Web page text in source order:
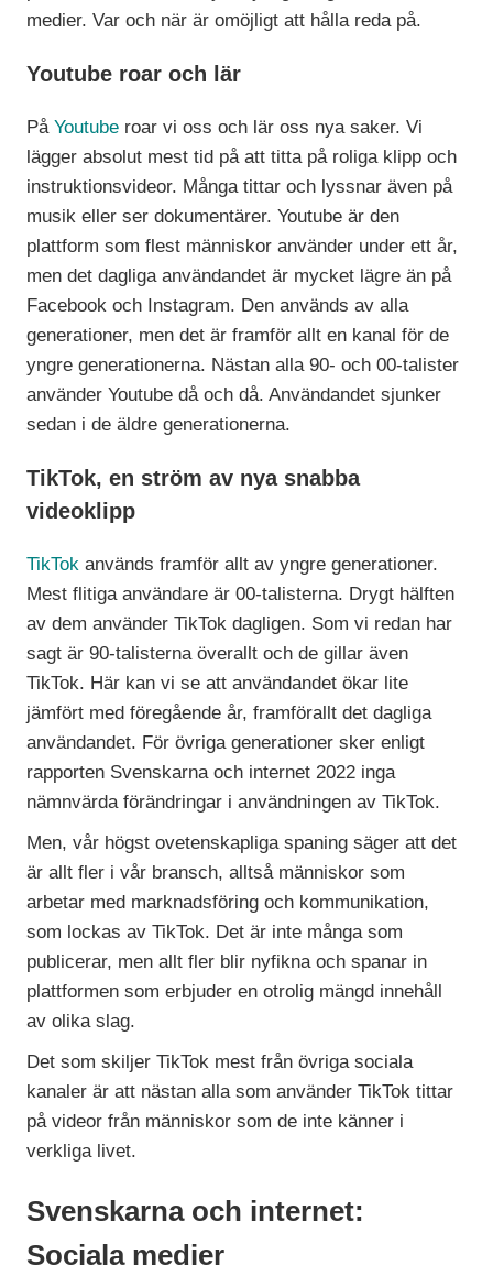
medier. Var och när är omöjligt att hålla reda på.
Youtube roar och lär
PåYoutube roar vi oss och lär oss nya saker. Vi
lägger absolut mest tid på att titta på roliga klipp och
instruktionsvideor. Många tittar och lyssnar även på
musik eller ser dokumentärer. Youtube är den
plattform som flest människor använder under ett år,
men det dagliga användandet är mycket lägre än på
Facebook och Instagram. Den används av alla
generationer, men det är framför allt en kanal för de
yngre generationerna. Nästan alla 90- och 00-talister
använder Youtube då och då. Användandet sjunker
sedan i de äldre generationerna.
TikTok, en ström av nya snabba
videoklipp
TikTok används framför allt av yngre generationer.
Mest flitiga användare är 00-talisterna. Drygt hälften
av dem använder TikTok dagligen. Som vi redan har
sagt är 90-talisterna överallt och de gillar även
TikTok. Här kan vi se att användandet ökar lite
jämfört med föregående år, framförallt det dagliga
användandet. För övriga generationer sker enligt
rapporten Svenskarna och internet 2022 inga
nämnvärda förändringar i användningen av TikTok.
Men, vår högst ovetenskapliga spaning säger att det
är allt fler i vår bransch, alltså människor som
arbetar med marknadsföring och kommunikation,
som lockas av TikTok. Det är inte många som
publicerar, men allt fler blir nyfikna och spanar in
plattformen som erbjuder en otrolig mängd innehåll
av olika slag.
Det som skiljer TikTok mest från övriga sociala
kanaler är att nästan alla som använder TikTok tittar
på videor från människor som de inte känner i
verkliga livet.
Svenskarna och internet:
Sociala medier